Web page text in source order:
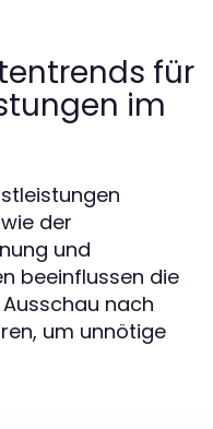
für
im
der
und
beeinflussen die
nach
um unnötige